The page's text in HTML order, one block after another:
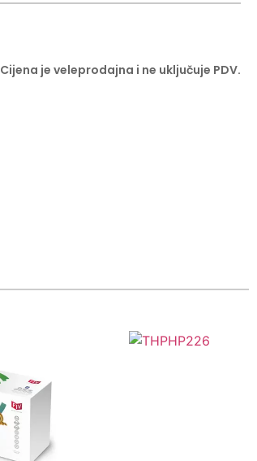
Cijena je veleprodajna i ne uključuje PDV.